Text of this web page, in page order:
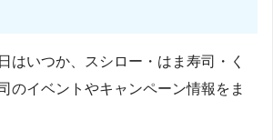
はいつか、スシロー・はま寿司・く
のイベントやキャンペーン情報をま